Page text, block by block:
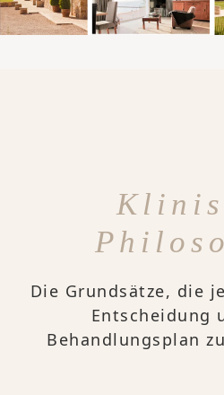
Die Grundsätze, die
Entscheidung
Behandlungsplan